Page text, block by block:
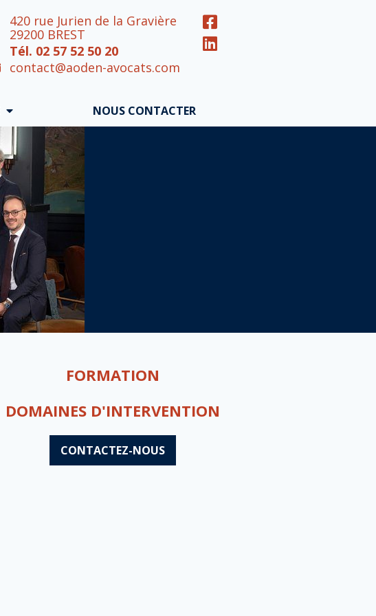
420 rue Jurien de la Gravière
29200 BREST
Tél. 02 57 52 50 20
contact@aoden-avocats.com
NOUS CONTACTER
FORMATION
DOMAINES D'INTERVENTION
CONTACTEZ-NOUS